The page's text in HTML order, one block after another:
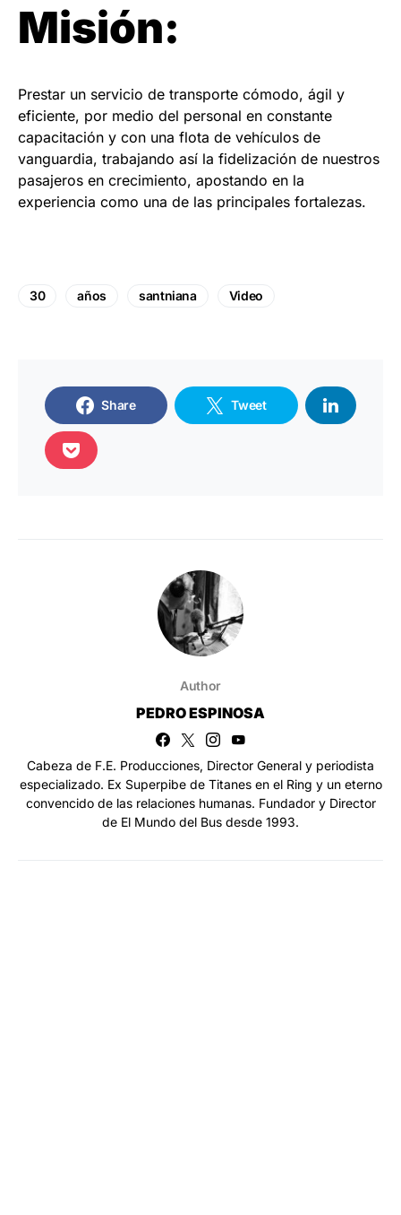
Misión:
Prestar un servicio de transporte cómodo, ágil y
eficiente, por medio del personal en constante
capacitación y con una flota de vehículos de
vanguardia, trabajando así la fidelización de nuestros
pasajeros en crecimiento, apostando en la
experiencia como una de las principales fortalezas.
30 años santniana Video
Share Tweet
Author
PEDRO ESPINOSA
Cabeza de F.E. Producciones, Director General y periodista
especializado. Ex Superpibe de Titanes en el Ring y un eterno
convencido de las relaciones humanas. Fundador y Director
de El Mundo del Bus desde 1993.